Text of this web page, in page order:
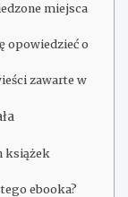
miejsca
opowiedzieć o
zawarte w
książek
ebooka?